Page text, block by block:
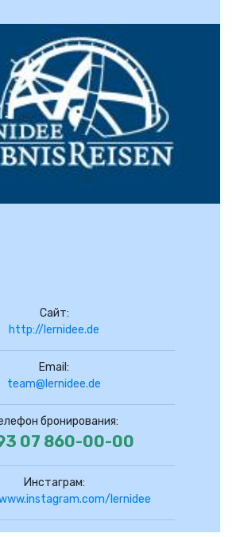
Сайт:
http://lernidee.de
Email:
team@lernidee.de
бронирования:
07 860-00-00
Инстаграм:
lernidee